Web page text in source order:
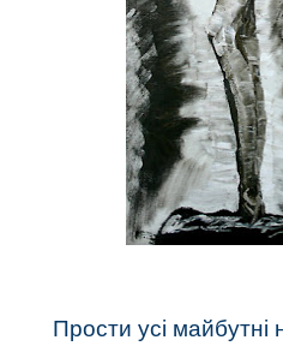
Прости усі майбутні